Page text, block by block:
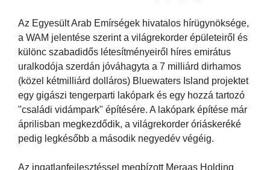
Az Egyesült Arab Emírségek hivatalos hírügynöksége,
a WAM jelentése szerint a világrekorder épületeiről és
különc szabadidős létesítményeiről híres emirátus
uralkodója szerdán jóváhagyta a 7 milliárd dirhamos
(közel kétmilliárd dolláros) Bluewaters Island projektet
egy gigászi tengerparti lakópark és egy hozzá tartozó
"családi vidámpark" építésére. A lakópark építése már
áprilisban megkezdődik, a világrekorder óriáskeréké
pedig legkésőbb a második negyedév végéig.
Az ingatlanfejlesztéssel megbízott Meraas Holding